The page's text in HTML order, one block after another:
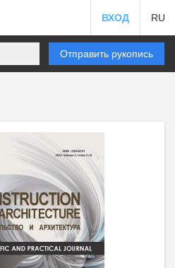
ВХОД RU
Отправить рукопись